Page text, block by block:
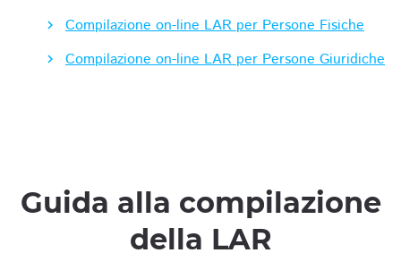
Compilazione on-line LAR per Persone Fisiche
Compilazione on-line LAR per Persone Giuridiche
Guida alla compilazione
della LAR